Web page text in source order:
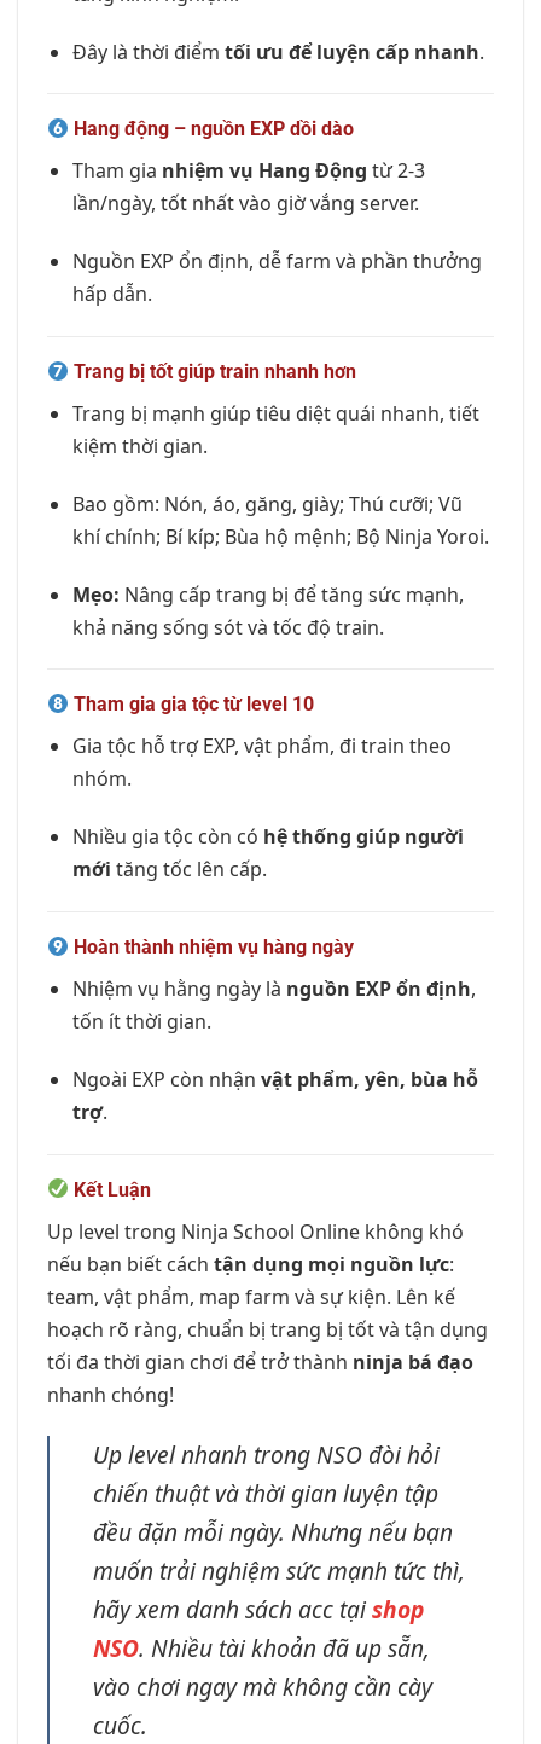
Đây là thời điểm tối ưu để luyện cấp nhanh.
Hang động – nguồn EXP dồi dào
Tham gia nhiệm vụ Hang Động từ 2-3
lần/ngày, tốt nhất vào giờ vắng server.
Nguồn EXP ổn định, dễ farm và phần thưởng
hấp dẫn.
Trang bị tốt giúp train nhanh hơn
Trang bị mạnh giúp tiêu diệt quái nhanh, tiết
kiệm thời gian.
Bao gồm: Nón, áo, găng, giày; Thú cưỡi; Vũ
khí chính; Bí kíp; Bùa hộ mệnh; Bộ Ninja Yoroi.
Mẹo: Nâng cấp trang bị để tăng sức mạnh,
khả năng sống sót và tốc độ train.
Tham gia gia tộc từ level 10
Gia tộc hỗ trợ EXP, vật phẩm, đi train theo
nhóm.
Nhiều gia tộc còn có hệ thống giúp người
mới tăng tốc lên cấp.
Hoàn thành nhiệm vụ hàng ngày
Nhiệm vụ hằng ngày là nguồn EXP ổn định,
tốn ít thời gian.
Ngoài EXP còn nhận vật phẩm, yên, bùa hỗ
trợ.
Kết Luận
Up level trong Ninja School Online không khó
nếu bạn biết cách tận dụng mọi nguồn lực:
team, vật phẩm, map farm và sự kiện. Lên kế
hoạch rõ ràng, chuẩn bị trang bị tốt và tận dụng
tối đa thời gian chơi để trở thành ninja bá đạo
nhanh chóng!
Up level nhanh trong NSO đòi hỏi
chiến thuật và thời gian luyện tập
đều đặn mỗi ngày. Nhưng nếu bạn
muốn trải nghiệm sức mạnh tức thì,
hãy xem danh sách acc tạishop
NSO. Nhiều tài khoản đã up sẵn,
vào chơi ngay mà không cần cày
cuốc.